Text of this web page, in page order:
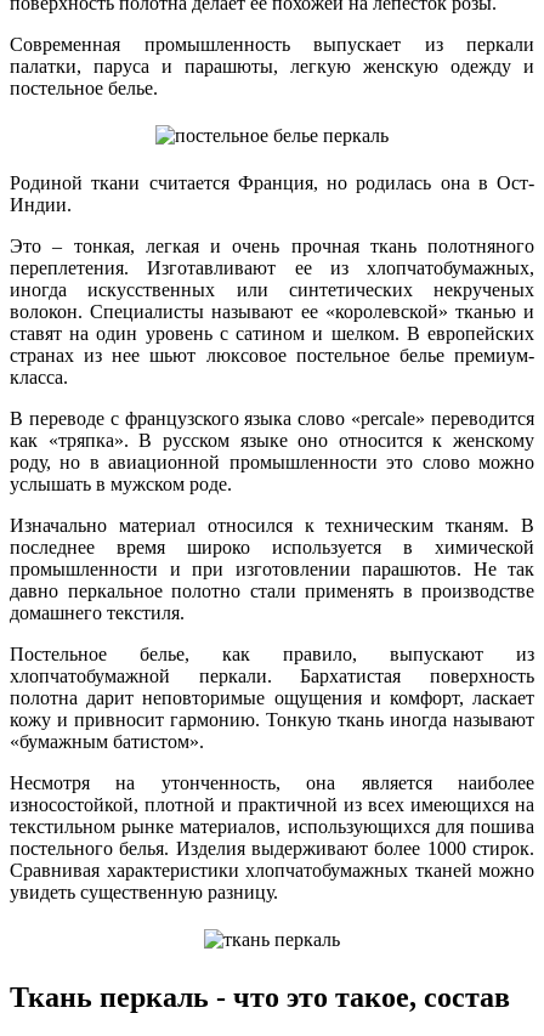
Современная промышленность выпускает из перкали
палатки, паруса и парашюты, легкую женскую одежду и
постельное белье.
Родиной ткани считается Франция, но родилась она в Ост-
Индии.
Это – тонкая, легкая и очень прочная ткань полотняного
переплетения. Изготавливают ее из хлопчатобумажных,
иногда искусственных или синтетических некрученых
волокон. Специалисты называют ее «королевской» тканью и
ставят на один уровень с сатином и шелком. В европейских
странах из нее шьют люксовое постельное белье премиум-
класса.
В переводе с французского языка слово «percale» переводится
как «тряпка». В русском языке оно относится к женскому
роду, но в авиационной промышленности это слово можно
услышать в мужском роде.
Изначально материал относился к техническим тканям. В
последнее время широко используется в химической
промышленности и при изготовлении парашютов. Не так
давно перкальное полотно стали применять в производстве
домашнего текстиля.
Постельное белье, как правило, выпускают из
хлопчатобумажной перкали. Бархатистая поверхность
полотна дарит неповторимые ощущения и комфорт, ласкает
кожу и привносит гармонию. Тонкую ткань иногда называют
«бумажным батистом».
Несмотря на утонченность, она является наиболее
износостойкой, плотной и практичной из всех имеющихся на
текстильном рынке материалов, использующихся для пошива
постельного белья. Изделия выдерживают более 1000 стирок.
Сравнивая характеристики хлопчатобумажных тканей можно
увидеть существенную разницу.
Ткань перкаль - что это такое, состав